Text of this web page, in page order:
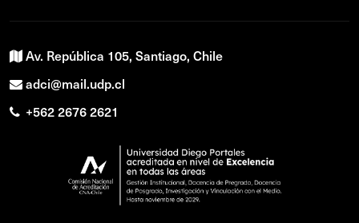
Av. República 105, Santiago, Chile
adci@mail.udp.cl
+562 2676 2621